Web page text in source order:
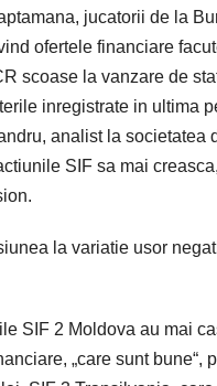
jucatorii de la
ofertele financiare
scoase la vanzare de
inregistrate in ultima
analist la societatea
SIF sa mai
la variatie usor
SIF 2 Moldova au mai
„care sunt bune“,